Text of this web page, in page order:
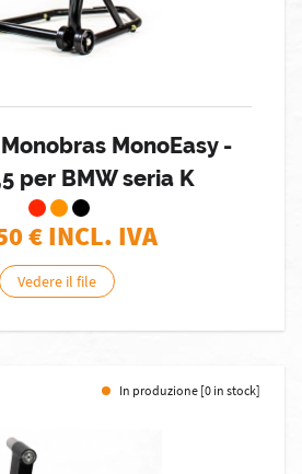
MonoEasy -
per BMW seria K
€ INCL. IVA
Vedere il file
In produzione [0 in stock]